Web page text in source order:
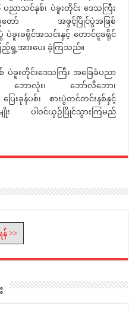
ညာသင်နှစ်၊ ပဲခူးတိုင်း ဒေသကြီး
ားပွဲတော် အဖွင့်ပြိုင်ပွဲအဖြစ်
ခူးခရိုင်အသင်းနှင့် တောင်ငူခရိုင်
ည့်ရှု့အားပေး ခဲ့ကြသည်။
တိုင်းဒေသကြီး အခြေခံပညာ
တွင် ဘောလုံး၊ ဘော်လီဘော၊
းခုန်ပစ်၊ စားပွဲတင်တင်းနစ်နှင့်
း ပါဝင်ယှဉ်ပြိုင်သွားကြမည်
>>